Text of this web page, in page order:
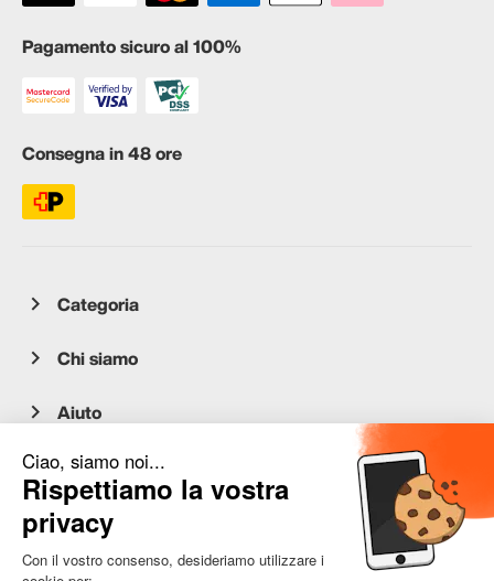
Pagamento sicuro al 100%
Consegna in 48 ore
Categoria
Chi siamo
Aiuto
Servizio clienti
occasion.migros.mobile@recommerce.com
Lunedì-Venerdì 08:00-17:00